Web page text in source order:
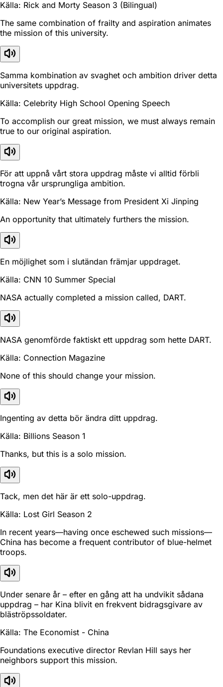
Källa: Rick and Morty Season 3 (Bilingual)
The same combination of frailty and aspiration animates
the mission of this university.
Samma kombination av svaghet och ambition driver detta
universitets uppdrag.
Källa: Celebrity High School Opening Speech
To accomplish our great mission, we must always remain
true to our original aspiration.
För att uppnå vårt stora uppdrag måste vi alltid förbli
trogna vår ursprungliga ambition.
Källa: New Year’s Message from President Xi Jinping
An opportunity that ultimately furthers the mission.
En möjlighet som i slutändan främjar uppdraget.
Källa: CNN 10 Summer Special
NASA actually completed a mission called, DART.
NASA genomförde faktiskt ett uppdrag som hette DART.
Källa: Connection Magazine
None of this should change your mission.
Ingenting av detta bör ändra ditt uppdrag.
Källa: Billions Season 1
Thanks, but this is a solo mission.
Tack, men det här är ett solo-uppdrag.
Källa: Lost Girl Season 2
In recent years—having once eschewed such missions—
China has become a frequent contributor of blue-helmet
troops.
Under senare år – efter en gång att ha undvikit sådana
uppdrag – har Kina blivit en frekvent bidragsgivare av
bläströpssoldater.
Källa: The Economist - China
Foundations executive director Revlan Hill says her
neighbors support this mission.